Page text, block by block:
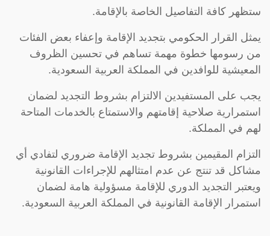
ستظهر كافة التفاصيل الخاصة بالإقامة.
يمثل القرار الحكومي بتجديد الإقامة وإعفاء بعض الفئات
من رسومها خطوة مهمة تساهم في تحسين الظروف
المعيشية للوافدين في المملكة العربية السعودية.
يجب على المستفيدين الالتزام بشروط التجديد لضمان
استمرارية صلاحية إقامتهم والاستمتاع بالخدمات المتاحة
لهم في المملكة.
التزام المقيمين بشروط تجديد الإقامة ضروري لتفادي أي
مشاكل قد تنتج عن عدم امتثالهم للإجراءات القانونية
ويعتبر التجديد الدوري للإقامة مسؤولية هامة لضمان
استمرار الإقامة القانونية في المملكة العربية السعودية.